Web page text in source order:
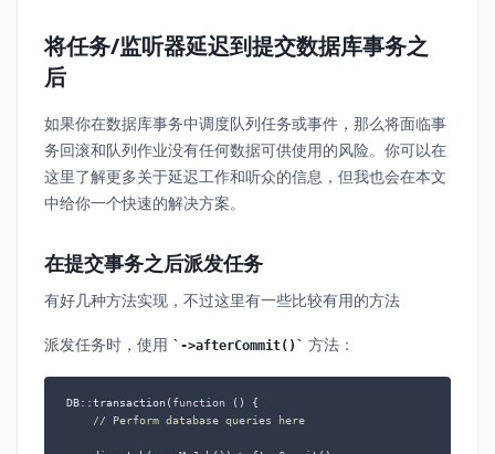
将任务/监听器延迟到提交数据库事务之
后
如果你在数据库事务中调度队列任务或事件，那么将面临事
务回滚和队列作业没有任何数据可供使用的风险。你可以在
这里了解更多关于延迟工作和听众的信息，但我也会在本文
中给你一个快速的解决方案。
在提交事务之后派发任务
有好几种方法实现，不过这里有一些比较有用的方法
派发任务时，使用 ->afterCommit() 方法：
DB::transaction( function ( )
{
// Perform database queries here